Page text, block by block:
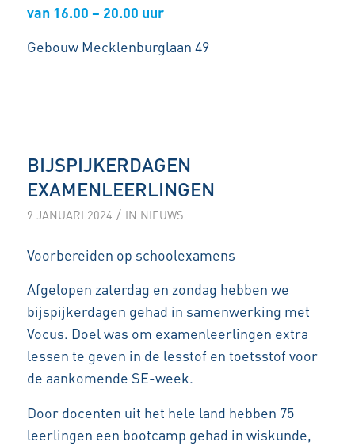
van 16.00 – 20.00 uur
Gebouw Mecklenburglaan 49
BIJSPIJKERDAGEN
EXAMENLEERLINGEN
9 JANUARI 2024 / IN NIEUWS
Voorbereiden op schoolexamens
Afgelopen zaterdag en zondag hebben we
bijspijkerdagen gehad in samenwerking met
Vocus. Doel was om examenleerlingen extra
lessen te geven in de lesstof en toetsstof voor
de aankomende SE-week.
Door docenten uit het hele land hebben 75
leerlingen een bootcamp gehad in wiskunde,